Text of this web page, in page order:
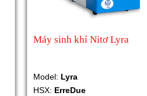
Máy sinh khí Nitơ Lyra
Model: Lyra
HSX: ErreDue